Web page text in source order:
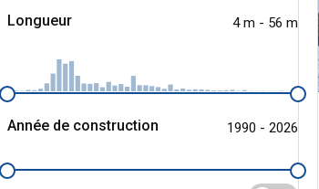
Longueur 4 m - 56 m
Année de construction 1990 - 2026